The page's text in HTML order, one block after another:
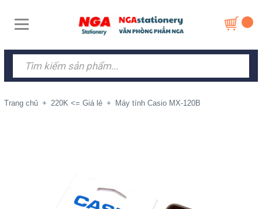
Trang chủ + 220K <= Giá lẻ + Máy tính Casio MX-120B